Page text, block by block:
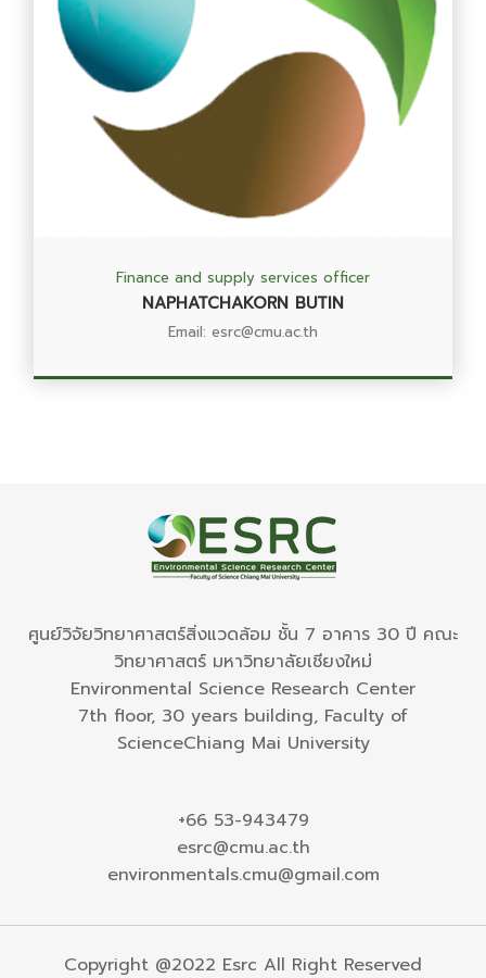
Finance and supply services officer
NAPHATCHAKORN BUTIN
Email: esrc@cmu.ac.th
ศูนย์วิจัยวิทยาศาสตร์สิ่งแวดล้อม ชั้น 7 อาคาร 30 ปี คณะ
วิทยาศาสตร์ มหาวิทยาลัยเชียงใหม่
Environmental Science Research Center
7th floor, 30 years building, Faculty of
ScienceChiang Mai University
+66 53-943479
esrc@cmu.ac.th
environmentals.cmu@gmail.com
Copyright @2022 Esrc All Right Reserved